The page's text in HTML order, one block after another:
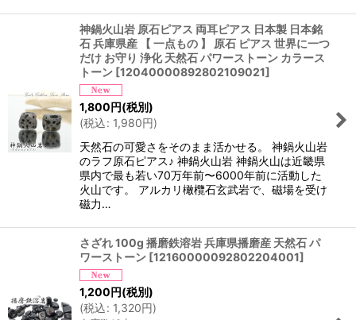
神鍋火山岩 原石ピアス 両耳ピアス 日本製 日本銘
石 兵庫県産 【 一点もの 】 原石 ピアス 世界に一つ
だけ お守り 浄化 天然石 パワーストーン カラース
トーン [12040000892802109021]
1,800円(税別)
(税込: 1,980円)
天然石の可愛さをそのまま活かせる。 神鍋火山岩
のラフ原石ピアス♪ 神鍋火山岩 神鍋火山は近畿県
県内で最も若い70万年前〜6000年前に活動した
火山です。 アルカリ橄欖石玄武岩で、磁場を受け
磁力…
さざれ 100g 播磨鉄溶岩 兵庫県播磨産 天然石 パ
ワーストーン [12160000092802204001]
1,200円(税別)
(税込: 1,320円)